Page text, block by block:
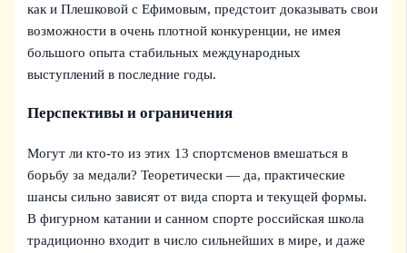
как и Плешковой с Ефимовым, предстоит доказывать свои
возможности в очень плотной конкуренции, не имея
большого опыта стабильных международных
выступлений в последние годы.
Перспективы и ограничения
Могут ли кто-то из этих 13 спортсменов вмешаться в
борьбу за медали? Теоретически — да, практические
шансы сильно зависят от вида спорта и текущей формы.
В фигурном катании и санном спорте российская школа
традиционно входит в число сильнейших в мире, и даже